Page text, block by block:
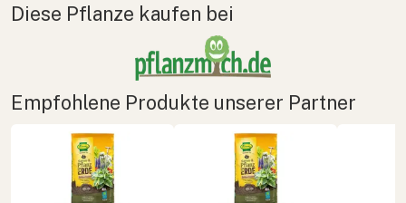
Diese Pflanze kaufen bei
Empfohlene Produkte unserer Partner